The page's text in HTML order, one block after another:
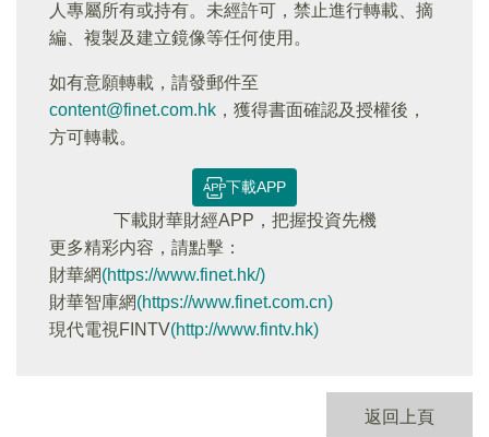
人專屬所有或持有。未經許可，禁止進行轉載、摘
編、複製及建立鏡像等任何使用。
如有意願轉載，請發郵件至
content@finet.com.hk ，獲得書面確認及授權後，
方可轉載。
下載APP
下載財華財經APP，把握投資先機
更多精彩内容，請點擊：
財華網(https://www.finet.hk/)
財華智庫網(https://www.finet.com.cn)
現代電視FINTV(http://www.fintv.hk)
返回上頁